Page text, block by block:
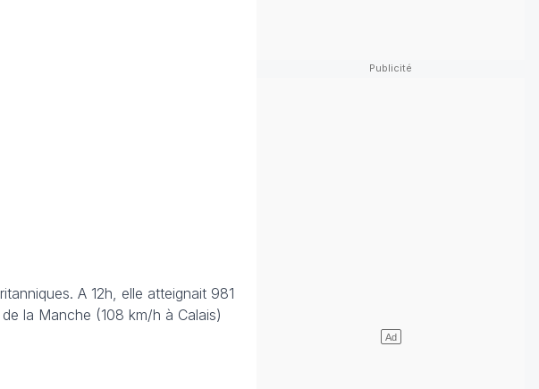
A 12h, elle atteignait 981
la Manche (108 km/h à Calais)